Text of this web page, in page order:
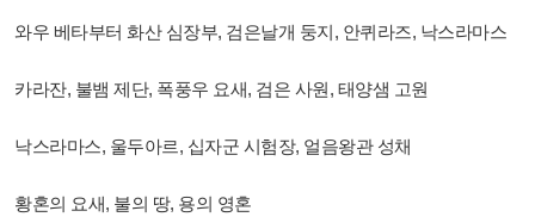
와우 베타부터 화산 심장부, 검은날개 둥지, 안퀴라즈, 낙스라마스
카라잔, 불뱀 제단, 폭풍우 요새, 검은 사원, 태양샘 고원
낙스라마스, 울두아르, 십자군 시험장, 얼음왕관 성채
황혼의 요새, 불의 땅, 용의 영혼